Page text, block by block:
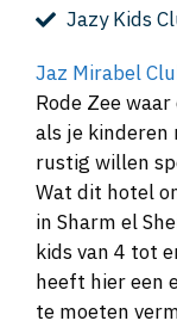
Jazy Kids
Jaz Mirabel
Rode Zee
als je kinderen
rustig willen
Wat dit hotel
in Sharm el
kids van 4 tot
heeft hier een
te moeten